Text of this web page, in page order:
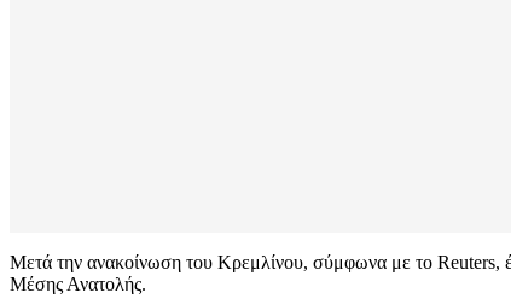
Μετά την ανακοίνωση του Κρεμλίνου, σύμφωνα με το Reuters,
Μέσης Ανατολής.